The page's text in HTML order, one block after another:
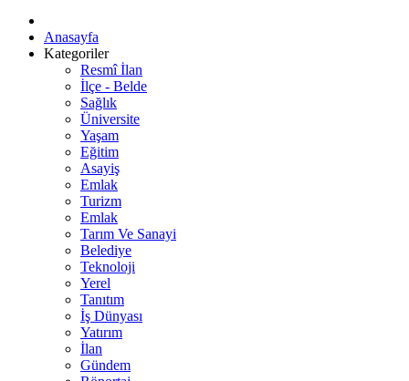
Anasayfa
Kategoriler
Resmî İlan
İlçe - Belde
Sağlık
Üniversite
Yaşam
Eğitim
Asayiş
Emlak
Turizm
Emlak
Tarım Ve Sanayi
Belediye
Teknoloji
Yerel
Tanıtım
İş Dünyası
Yatırım
İlan
Gündem